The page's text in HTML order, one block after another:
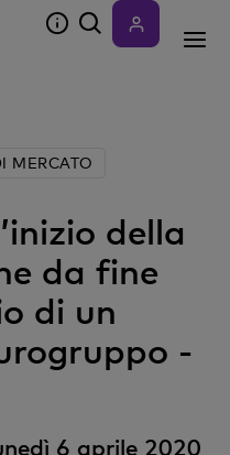
MERCATO
della
da fine
di un
-
6 aprile 2020